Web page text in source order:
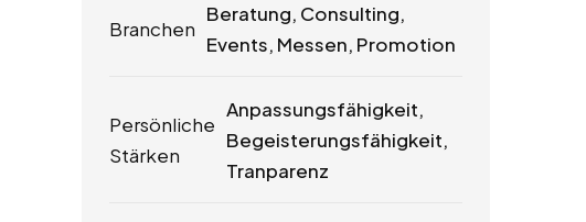
Branchen
Beratung, Consulting,
Events, Messen, Promotion
Persönliche
Stärken
Anpassungsfähigkeit,
Begeisterungsfähigkeit,
Tranparenz